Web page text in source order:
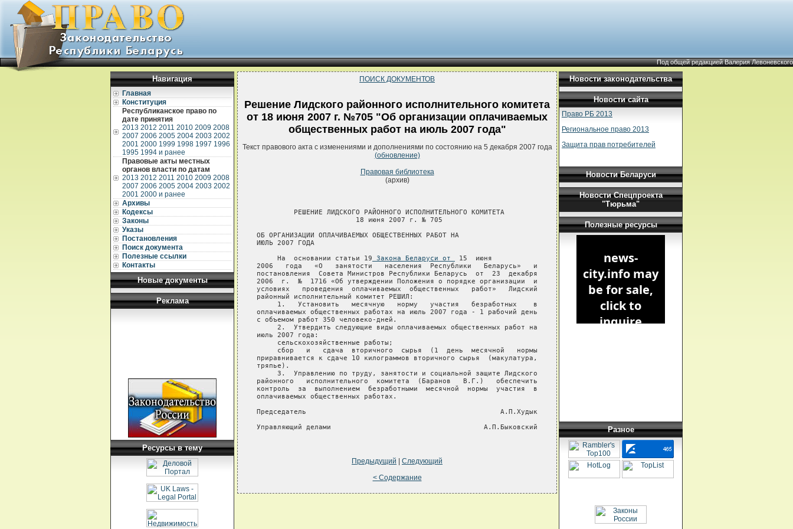
Под общей редакцией Валерия Левоневского
Навигация
Главная
Конституция
Республиканское право по
дате принятия
2013 2012 2011 2010 2009 2008
2007 2006 2005 2004 2003 2002
2001 2000 1999 1998 1997 1996
1995 1994 и ранее
Правовые акты местных
органов власти по датам
2013 2012 2011 2010 2009 2008
2007 2006 2005 2004 2003 2002
2001 2000 и ранее
Архивы
Кодексы
Законы
Указы
Постановления
Поиск документа
Полезные ссылки
Контакты
Новые документы
Реклама
Ресурсы в тему
ПОИСК ДОКУМЕНТОВ
Решение Лидского районного исполнительного комитета
от 18 июня 2007 г. №705 "Об организации оплачиваемых
общественных работ на июль 2007 года"
Текст правового акта с изменениями и дополнениями по состоянию на 5 декабря 2007 года
(обновление)
Правовая библиотека
(архив)
         РЕШЕНИЕ ЛИДСКОГО РАЙОННОГО ИСПОЛНИТЕЛЬНОГО КОМИТЕТА
                        18 июня 2007 г. № 705
ОБ ОРГАНИЗАЦИИ ОПЛАЧИВАЕМЫХ ОБЩЕСТВЕННЫХ РАБОТ НА
ИЮЛЬ 2007 ГОДА
     На  основании статьи 19
Закона Беларуси от
15  июня
2006   года   «О   занятости   населения  Республики   Беларусь»   и
постановления  Совета Министров Республики Беларусь  от  23  декабря
2006  г.  №  1716 «Об утверждении Положения о порядке организации  и
условиях   проведения  оплачиваемых  общественных   работ»   Лидский
районный исполнительный комитет РЕШИЛ:
     1.   Установить   месячную   норму   участия   безработных    в
оплачиваемых общественных работах на июль 2007 года - 1 рабочий день
с объемом работ 350 человеко-дней.
     2.  Утвердить следующие виды оплачиваемых общественных работ на
июль 2007 года:
     сельскохозяйственные работы;
     сбор   и   сдача  вторичного  сырья  (1  день  месячной   нормы
приравнивается к сдаче 10 килограммов вторичного сырья  (макулатура,
тряпье).
     3.  Управлению по труду, занятости и социальной защите Лидского
районного   исполнительного  комитета  (Баранов   В.Г.)   обеспечить
контроль  за  выполнением  безработными  месячной  нормы  участия  в
оплачиваемых общественных работах.
Председатель                                               А.П.Худык
Управляющий делами                                     А.П.Быковский
Предыдущий
Следующий
< Содержание
Новости законодательства
Новости сайта
Право РБ 2013
Региональное право 2013
Защита прав потребителей
Новости Беларуси
Новости Спецпроекта
"Тюрьма"
Полезные ресурсы
Разное